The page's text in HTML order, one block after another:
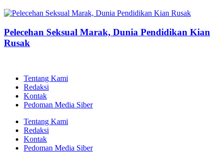
Pelecehan Seksual Marak, Dunia Pendidikan Kian
Rusak
Tentang Kami
Redaksi
Kontak
Pedoman Media Siber
Tentang Kami
Redaksi
Kontak
Pedoman Media Siber